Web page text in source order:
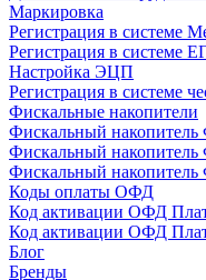
Маркировка
Регистрация в системе
Регистрация в системе
Настройка ЭЦП
Регистрация в системе
Фискальные накопители
Фискальный
Фискальный
Фискальный
Коды оплаты ОФД
Код активации ОФД
Код активации ОФД
Блог
Бренды